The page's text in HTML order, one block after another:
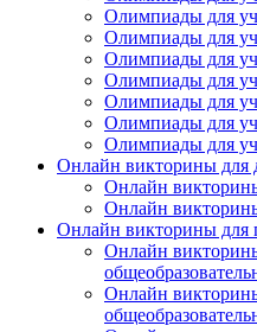
Олимпиады для
Олимпиады для
Олимпиады для
Олимпиады для
Олимпиады для
Олимпиады для
Олимпиады для
Онлайн викторины для
Онлайн
Онлайн
Онлайн викторины для
Онлайн
Онлайн